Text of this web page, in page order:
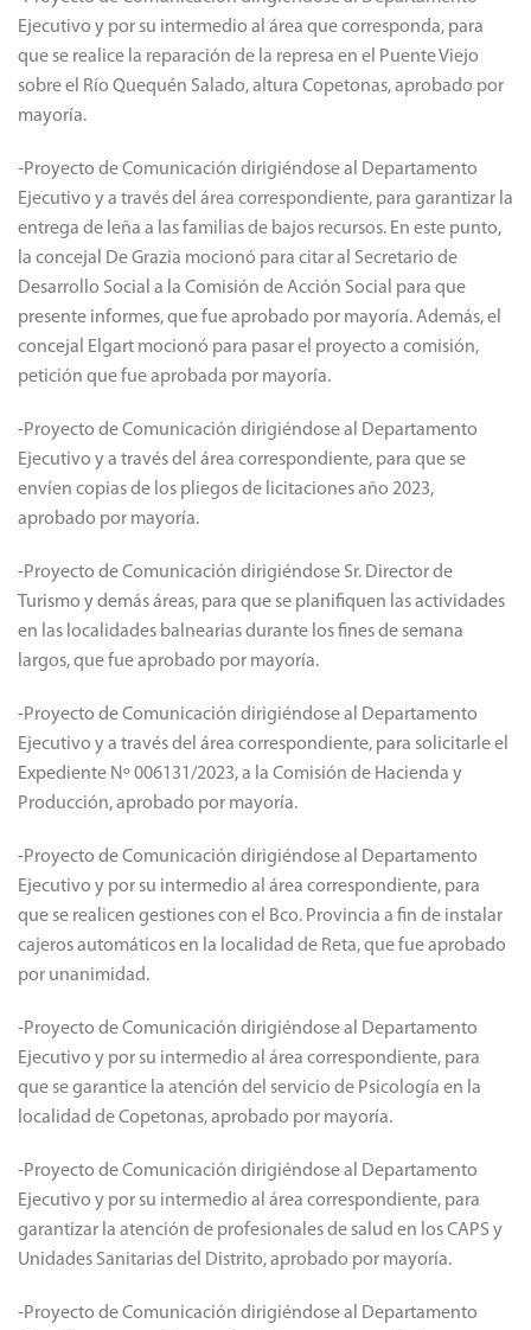
Ejecutivo y por su intermedio al área que corresponda, para
que se realice la reparación de la represa en el Puente Viejo
sobre el Río Quequén Salado, altura Copetonas, aprobado por
mayoría.
-Proyecto de Comunicación dirigiéndose al Departamento
Ejecutivo y a través del área correspondiente, para garantizar la
entrega de leña a las familias de bajos recursos. En este punto,
la concejal De Grazia mocionó para citar al Secretario de
Desarrollo Social a la Comisión de Acción Social para que
presente informes, que fue aprobado por mayoría. Además, el
concejal Elgart mocionó para pasar el proyecto a comisión,
petición que fue aprobada por mayoría.
-Proyecto de Comunicación dirigiéndose al Departamento
Ejecutivo y a través del área correspondiente, para que se
envíen copias de los pliegos de licitaciones año 2023,
aprobado por mayoría.
-Proyecto de Comunicación dirigiéndose Sr. Director de
Turismo y demás áreas, para que se planifiquen las actividades
en las localidades balnearias durante los fines de semana
largos, que fue aprobado por mayoría.
-Proyecto de Comunicación dirigiéndose al Departamento
Ejecutivo y a través del área correspondiente, para solicitarle el
Expediente Nº 006131/2023, a la Comisión de Hacienda y
Producción, aprobado por mayoría.
-Proyecto de Comunicación dirigiéndose al Departamento
Ejecutivo y por su intermedio al área correspondiente, para
que se realicen gestiones con el Bco. Provincia a fin de instalar
cajeros automáticos en la localidad de Reta, que fue aprobado
por unanimidad.
-Proyecto de Comunicación dirigiéndose al Departamento
Ejecutivo y por su intermedio al área correspondiente, para
que se garantice la atención del servicio de Psicología en la
localidad de Copetonas, aprobado por mayoría.
-Proyecto de Comunicación dirigiéndose al Departamento
Ejecutivo y por su intermedio al área correspondiente, para
garantizar la atención de profesionales de salud en los CAPS y
Unidades Sanitarias del Distrito, aprobado por mayoría.
-Proyecto de Comunicación dirigiéndose al Departamento